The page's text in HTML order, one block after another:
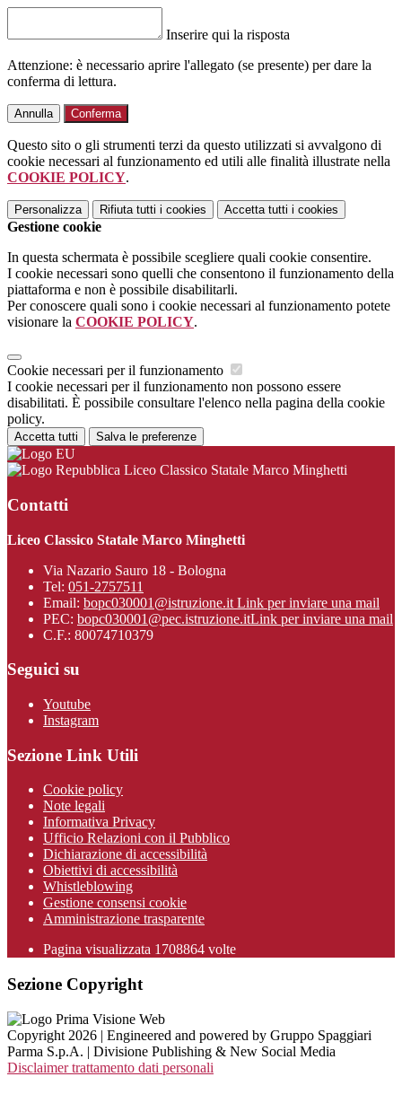
Inserire qui la risposta
Attenzione: è necessario aprire l'allegato (se presente) per dare la
conferma di lettura.
Annulla Conferma
Questo sito o gli strumenti terzi da questo utilizzati si avvalgono di
cookie necessari al funzionamento ed utili alle finalità illustrate nella
COOKIE POLICY.
Personalizza Rifiuta tutti i cookies Accetta tutti i cookies
Gestione cookie
In questa schermata è possibile scegliere quali cookie consentire.
I cookie necessari sono quelli che consentono il funzionamento della
piattaforma e non è possibile disabilitarli.
Per conoscere quali sono i cookie necessari al funzionamento potete
visionare la COOKIE POLICY.
Cookie necessari per il funzionamento
I cookie necessari per il funzionamento non possono essere
disabilitati. È possibile consultare l'elenco nella pagina della cookie
policy.
Accetta tutti Salva le preferenze
Liceo Classico Statale Marco Minghetti
Contatti
Liceo Classico Statale Marco Minghetti
Via Nazario Sauro 18 - Bologna
Tel: 051-2757511
Email: bopc030001@istruzione.it Link per inviare una mail
PEC: bopc030001@pec.istruzione.itLink per inviare una mail
C.F.: 80074710379
Seguici su
Youtube
Instagram
Sezione Link Utili
Cookie policy
Note legali
Informativa Privacy
Ufficio Relazioni con il Pubblico
Dichiarazione di accessibilità
Obiettivi di accessibilità
Whistleblowing
Gestione consensi cookie
Amministrazione trasparente
Pagina visualizzata 1708864 volte
Sezione Copyright
Copyright 2026 | Engineered and powered by Gruppo Spaggiari
Parma S.p.A. | Divisione Publishing & New Social Media
Disclaimer trattamento dati personali